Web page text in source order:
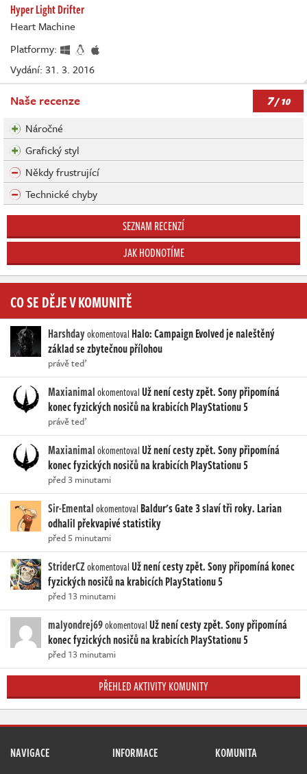
Hyper Light Drifter
Heart Machine
Platformy:
Vydání: 31. 3. 2016
Naše recenze 7/ 10
Náročné
Grafický styl
Někdy frustrující
Technické chyby
SEZNAM RECENZÍ
JAK HODNOTÍME
CO SE DĚJE V KOMUNITĚ
Harshdayokomentoval Halo: Campaign Evolved je naleštěný
základ se zbytečnou přílohou
právě teď
MaxianimalokomentovalUž není cesty zpět. Sony připomíná
konec fyzických nosičů na krabicích PlayStationu 5
právě teď
MaxianimalokomentovalUž není cesty zpět. Sony připomíná
konec fyzických nosičů na krabicích PlayStationu 5
před 3 minutami
Sir-Ementalokomentoval Baldur's Gate 3 slaví tři roky. Larian
odhalil překvapivé statistiky
před 5 minutami
StriderCZokomentovalUž není cesty zpět. Sony připomíná konec
fyzických nosičů na krabicích PlayStationu 5
před 13 minutami
malyondrej69okomentovalUž není cesty zpět. Sony připomíná
konec fyzických nosičů na krabicích PlayStationu 5
před 13 minutami
PŘEHLED AKTIVITY KOMUNITY
NAVIGACE INFORMACE KOMUNITA